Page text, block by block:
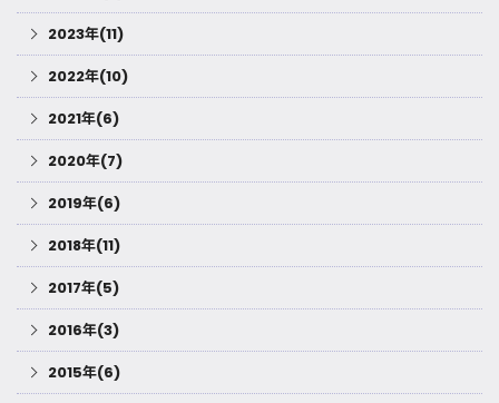
2023年(11)
2022年(10)
2021年(6)
2020年(7)
2019年(6)
2018年(11)
2017年(5)
2016年(3)
2015年(6)